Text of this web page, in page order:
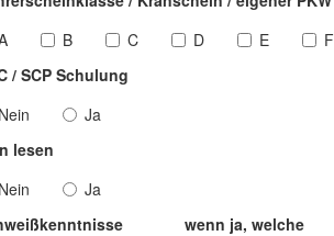
B C D E F
/ SCP Schulung
Nein
Ja
lesen
Nein
Ja
wenn ja, welche